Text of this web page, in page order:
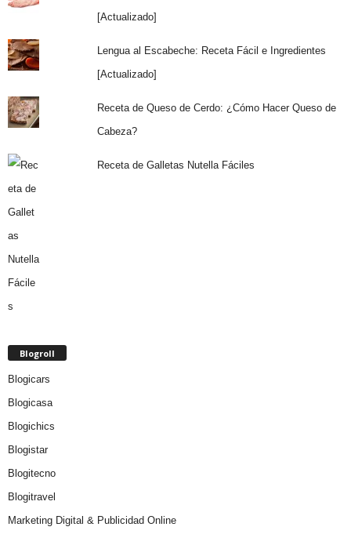
[Actualizado]
Lengua al Escabeche: Receta Fácil e Ingredientes
[Actualizado]
Receta de Queso de Cerdo: ¿Cómo Hacer Queso de
Cabeza?
Receta de Galletas Nutella Fáciles
Blogroll
Blogicars
Blogicasa
Blogichics
Blogistar
Blogitecno
Blogitravel
Marketing Digital & Publicidad Online